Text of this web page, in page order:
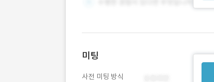
미팅
사전 미팅 방식